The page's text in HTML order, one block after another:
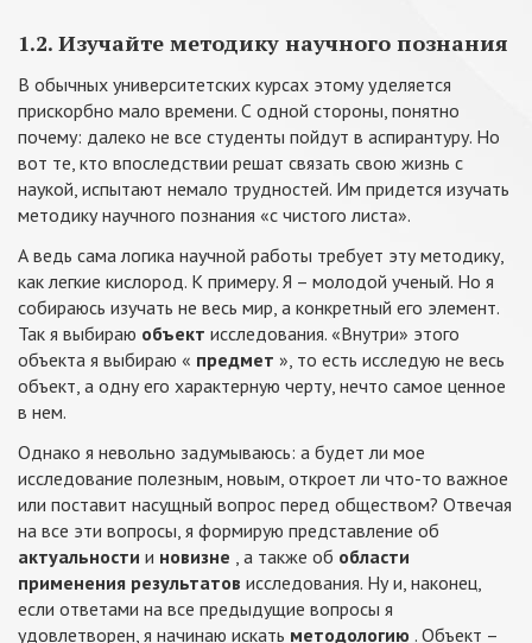
1.2. Изучайте методику научного познания
В обычных университетских курсах этому уделяется
прискорбно мало времени. С одной стороны, понятно
почему: далеко не все студенты пойдут в аспирантуру. Но
вот те, кто впоследствии решат связать свою жизнь с
наукой, испытают немало трудностей. Им придется изучать
методику научного познания «с чистого листа».
А ведь сама логика научной работы требует эту методику,
как легкие кислород. К примеру. Я – молодой ученый. Но я
собираюсь изучать не весь мир, а конкретный его элемент.
Так я выбираю объект исследования. «Внутри» этого
объекта я выбираю « предмет », то есть исследую не весь
объект, а одну его характерную черту, нечто самое ценное
в нем.
Однако я невольно задумываюсь: а будет ли мое
исследование полезным, новым, откроет ли что-то важное
или поставит насущный вопрос перед обществом? Отвечая
на все эти вопросы, я формирую представление об
актуальности и новизне , а также об области
применения результатов исследования. Ну и, наконец,
если ответами на все предыдущие вопросы я
удовлетворен, я начинаю искать методологию . Объект –